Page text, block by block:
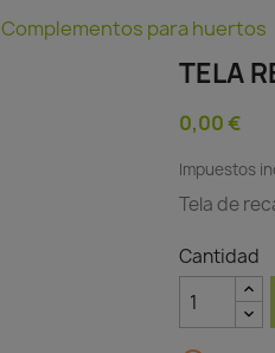
Complementos para huertos
TELA
0,00 €
Impuestos
Tela de
Cantidad